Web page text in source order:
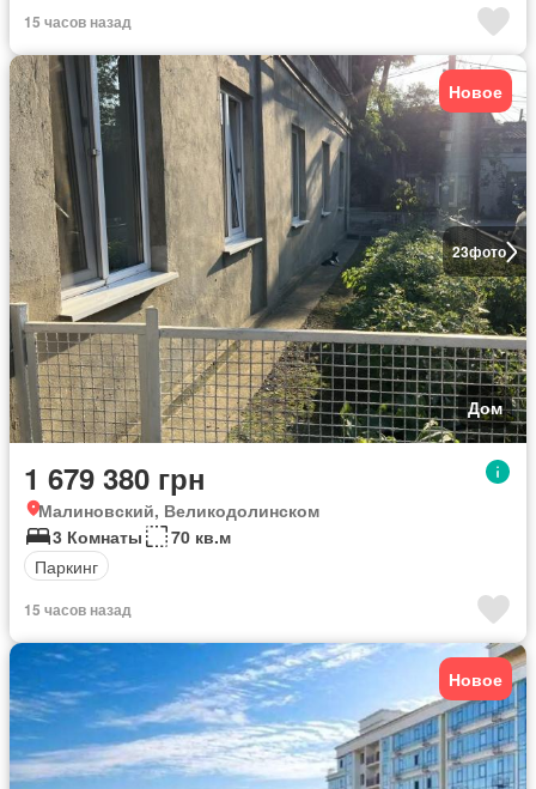
15 часов назад
23фото
Новое
Дом
1 679 380 грн
Малиновский, Великодолинском
3 Комнаты
70 кв.м
Паркинг
15 часов назад
Новое